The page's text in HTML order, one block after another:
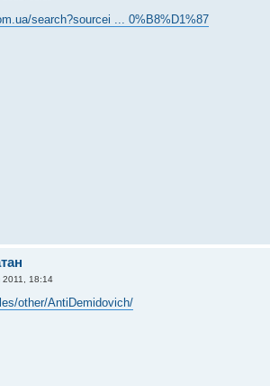
search?sourcei ... 0%B8%D1%87
2011, 18:14
other/AntiDemidovich/